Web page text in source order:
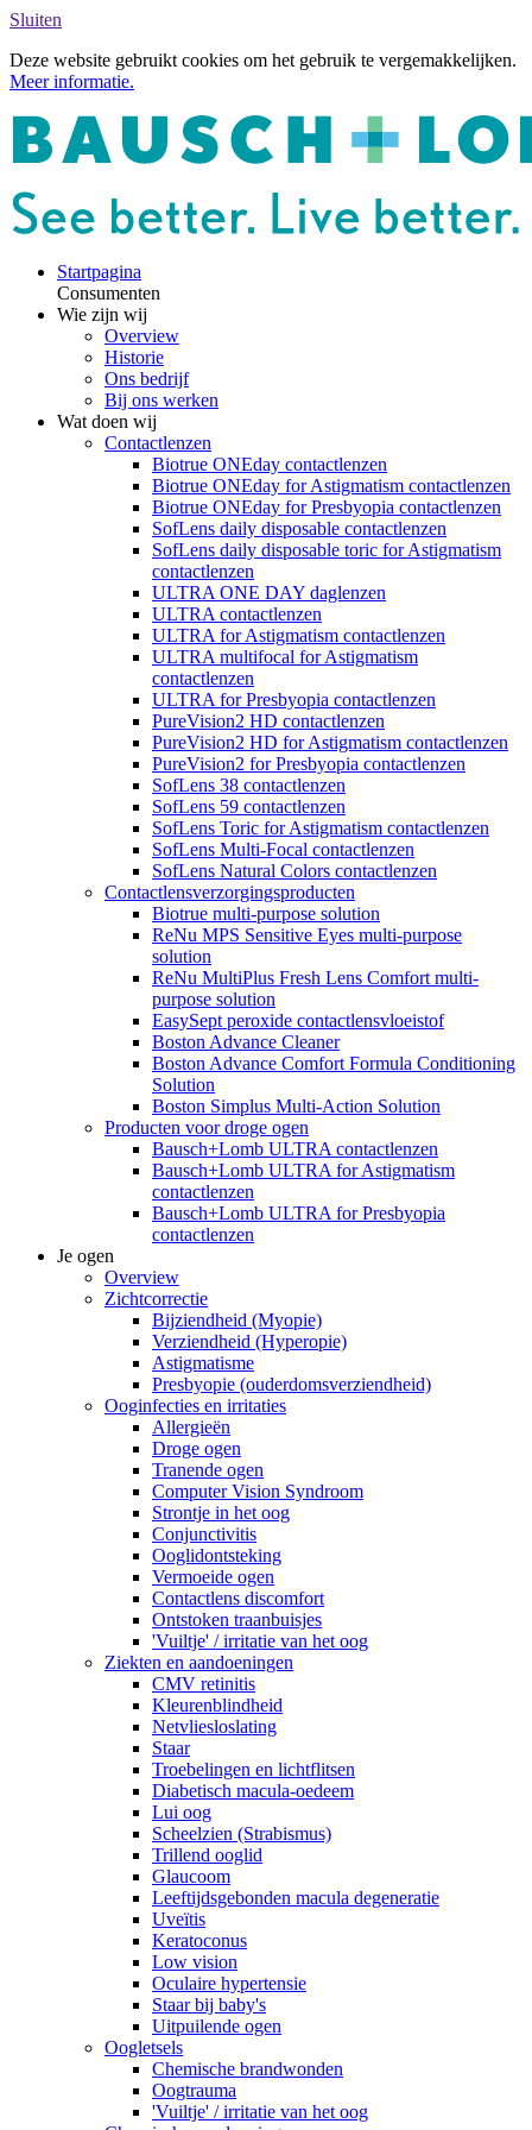
Sluiten
Deze website gebruikt cookies om het gebruik te vergemakkelijken.
Meer informatie.
Startpagina
Consumenten
Wie zijn wij
Overview
Historie
Ons bedrijf
Bij ons werken
Wat doen wij
Contactlenzen
Biotrue ONEday contactlenzen
Biotrue ONEday for Astigmatism contactlenzen
Biotrue ONEday for Presbyopia contactlenzen
SofLens daily disposable contactlenzen
SofLens daily disposable toric for Astigmatism
contactlenzen
ULTRA ONE DAY daglenzen
ULTRA contactlenzen
ULTRA for Astigmatism contactlenzen
ULTRA multifocal for Astigmatism
contactlenzen
ULTRA for Presbyopia contactlenzen
PureVision2 HD contactlenzen
PureVision2 HD for Astigmatism contactlenzen
PureVision2 for Presbyopia contactlenzen
SofLens 38 contactlenzen
SofLens 59 contactlenzen
SofLens Toric for Astigmatism contactlenzen
SofLens Multi-Focal contactlenzen
SofLens Natural Colors contactlenzen
Contactlensverzorgingsproducten
Biotrue multi-purpose solution
ReNu MPS Sensitive Eyes multi-purpose
solution
ReNu MultiPlus Fresh Lens Comfort multi-
purpose solution
EasySept peroxide contactlensvloeistof
Boston Advance Cleaner
Boston Advance Comfort Formula Conditioning
Solution
Boston Simplus Multi-Action Solution
Producten voor droge ogen
Bausch+Lomb ULTRA contactlenzen
Bausch+Lomb ULTRA for Astigmatism
contactlenzen
Bausch+Lomb ULTRA for Presbyopia
contactlenzen
Je ogen
Overview
Zichtcorrectie
Bijziendheid (Myopie)
Verziendheid (Hyperopie)
Astigmatisme
Presbyopie (ouderdomsverziendheid)
Ooginfecties en irritaties
Allergieën
Droge ogen
Tranende ogen
Computer Vision Syndroom
Strontje in het oog
Conjunctivitis
Ooglidontsteking
Vermoeide ogen
Contactlens discomfort
Ontstoken traanbuisjes
'Vuiltje' / irritatie van het oog
Ziekten en aandoeningen
CMV retinitis
Kleurenblindheid
Netvliesloslating
Staar
Troebelingen en lichtflitsen
Diabetisch macula-oedeem
Lui oog
Scheelzien (Strabismus)
Trillend ooglid
Glaucoom
Leeftijdsgebonden macula degeneratie
Uveïtis
Keratoconus
Low vision
Oculaire hypertensie
Staar bij baby's
Uitpuilende ogen
Oogletsels
Chemische brandwonden
Oogtrauma
'Vuiltje' / irritatie van het oog